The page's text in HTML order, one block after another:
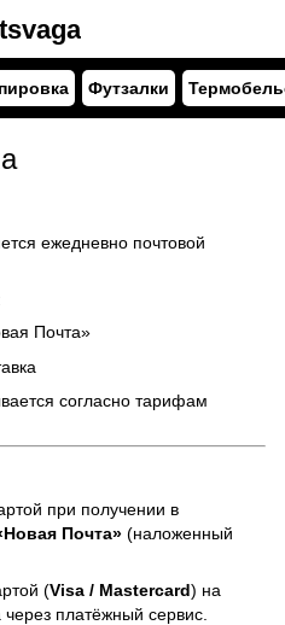
Футзалки
ежедневно почтовой
Почта»
согласно тарифам
при получении в
Почта» (наложенный
(Visa / Mastercard) на
платёжный сервис.